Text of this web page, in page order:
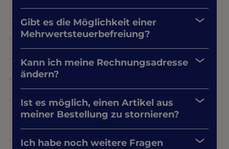
Gibt es die Möglichkeit einer
Mehrwertsteuerbefreiung?
Kann ich meine Rechnungsadresse
ändern?
Ist es möglich, einen Artikel aus
meiner Bestellung zu stornieren?
Ich habe noch weitere Fragen